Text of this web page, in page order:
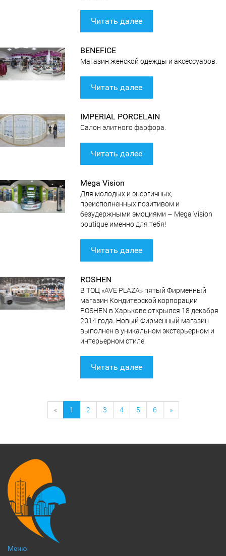
Читать далее
BENEFICE
Магазин женской одежды и аксессуаров.
Читать далее
IMPERIAL PORCELAIN
Салон элитного фарфора.
Читать далее
Mega Vision
Для молодых и энергичных,
преисполненных позитивом и
безудержными эмоциями – Mega Vision
boutique именно для тебя!
Читать далее
ROSHEN
В ТОЦ «AVE PLAZA» пятый Фирменный
магазин Кондитерской корпорации
ROSHEN в Харькове открылся 18 декабря
2014 года. Новый Фирменный магазин
выполнен в уникальном экстерьерном и
интерьерном стиле.
Читать далее
« 1 2 3 4 5 6 »
Меню